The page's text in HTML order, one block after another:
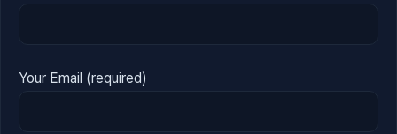
Your Email (required)